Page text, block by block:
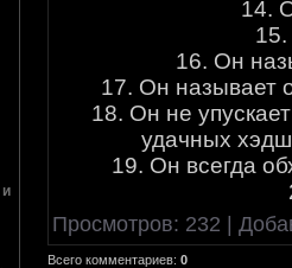
14.
16. Он
17. Он называет
18. Он не
удачных
19. Он всегда
Просмотров: 232 |
Всего комментариев: 0